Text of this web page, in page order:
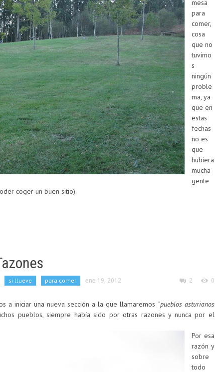
mesa
para
comer,
cosa
que no
tuvimo
s
ningún
proble
ma, ya
que en
estas
fechas
no es
que
hubiera
mucha
gente
coger un buen sitio).
si llueve para comer ene 19, 2012 2 0
a iniciar una nueva sección a la que llamaremos “pueblos asturianos
pueblos, siempre había sido por otras razones y nunca por el
Por esa
razón y
sobre
todo